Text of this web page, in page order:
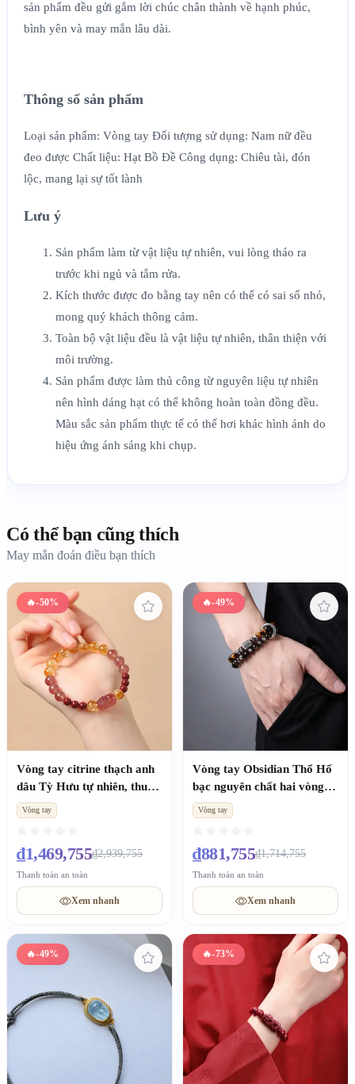
sản phẩm đều gửi gắm lời chúc chân thành về hạnh phúc,
bình yên và may mắn lâu dài.
Thông số sản phẩm
Loại sản phẩm: Vòng tay Đối tượng sử dụng: Nam nữ đều
đeo được Chất liệu: Hạt Bồ Đề Công dụng: Chiêu tài, đón
lộc, mang lại sự tốt lành
Lưu ý
Sản phẩm làm từ vật liệu tự nhiên, vui lòng tháo ra
trước khi ngủ và tắm rửa.
Kích thước được đo bằng tay nên có thể có sai số nhỏ,
mong quý khách thông cảm.
Toàn bộ vật liệu đều là vật liệu tự nhiên, thân thiện với
môi trường.
Sản phẩm được làm thủ công từ nguyên liệu tự nhiên
nên hình dáng hạt có thể không hoàn toàn đồng đều.
Màu sắc sản phẩm thực tế có thể hơi khác hình ảnh do
hiệu ứng ánh sáng khi chụp.
Có thể bạn cũng thích
May mắn đoán điều bạn thích
🔥-50%
Vòng tay citrine thạch anh
dâu Tỳ Hưu tự nhiên, thu
tài nữ quà tặng bạn thân
Vòng tay
₫1,469,755₫2,939,755
Thanh toán an toàn
Xem nhanh
🔥-49%
Vòng tay Obsidian Thổ Hổ
bạc nguyên chất hai vòng
hút tài lộc, quà Valentine
tặng bạn trai
Vòng tay
₫881,755₫1,714,755
Thanh toán an toàn
Xem nhanh
🔥-49% 🔥-73%